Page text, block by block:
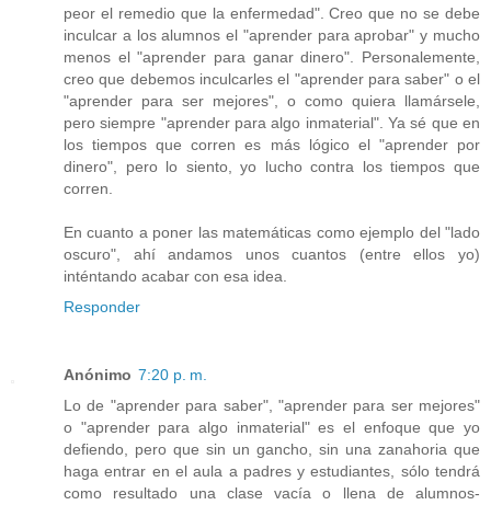
peor el remedio que la enfermedad". Creo que no se debe
inculcar a los alumnos el "aprender para aprobar" y mucho
menos el "aprender para ganar dinero". Personalemente,
creo que debemos inculcarles el "aprender para saber" o el
"aprender para ser mejores", o como quiera llamársele,
pero siempre "aprender para algo inmaterial". Ya sé que en
los tiempos que corren es más lógico el "aprender por
dinero", pero lo siento, yo lucho contra los tiempos que
corren.
En cuanto a poner las matemáticas como ejemplo del "lado
oscuro", ahí andamos unos cuantos (entre ellos yo)
inténtando acabar con esa idea.
Responder
Anónimo 7:20 p. m.
Lo de "aprender para saber", "aprender para ser mejores"
o "aprender para algo inmaterial" es el enfoque que yo
defiendo, pero que sin un gancho, sin una zanahoria que
haga entrar en el aula a padres y estudiantes, sólo tendrá
como resultado una clase vacía o llena de alumnos-